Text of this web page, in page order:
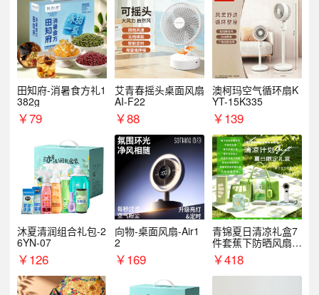
田知府-消暑食方礼1
382g
￥79
艾青春摇头桌面风扇
AI-F22
￥88
澳柯玛空气循环扇K
YT-15K335
￥139
沐夏清润组合礼包-2
6YN-07
￥126
向物-桌面风扇-Air1
2
￥169
青锦夏日清凉礼盒7
件套蕉下防晒风扇员
工福利端午伴手礼企
业定制
￥418